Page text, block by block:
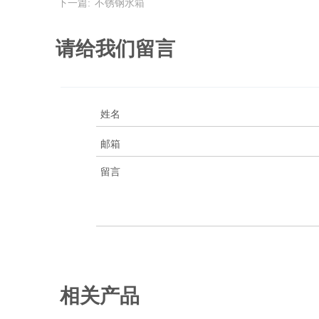
下一篇: 不锈钢水箱
请给我们留言
相关产品